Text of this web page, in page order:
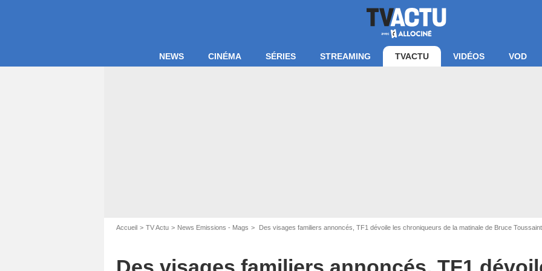
NEWS CINÉMA SÉRIES STREAMING TVACTU VIDÉOS VOD
Accueil TV Actu News Emissions - Mags Des visages familiers annoncés, TF1 dévoile les chroniqueurs de la matinale de Bruce